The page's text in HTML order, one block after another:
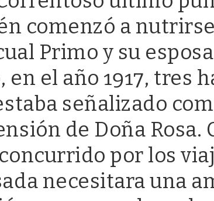
comenzó a
Primo y su
el año 1917, tres
señalizado
de Doña Rosa.
por los
necesitara una